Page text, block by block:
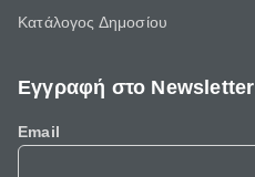
Κατάλογος Δημοσίου
Εγγραφή στο Newsletter
Email